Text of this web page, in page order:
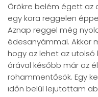
Örökre belém égett az
egy kora reggelen
Aznap reggel még
édesanyámmal. Akkor
hogy az lehet az utolsó
órával később már az
rohammentősök. Egy
időn belül lejutottam